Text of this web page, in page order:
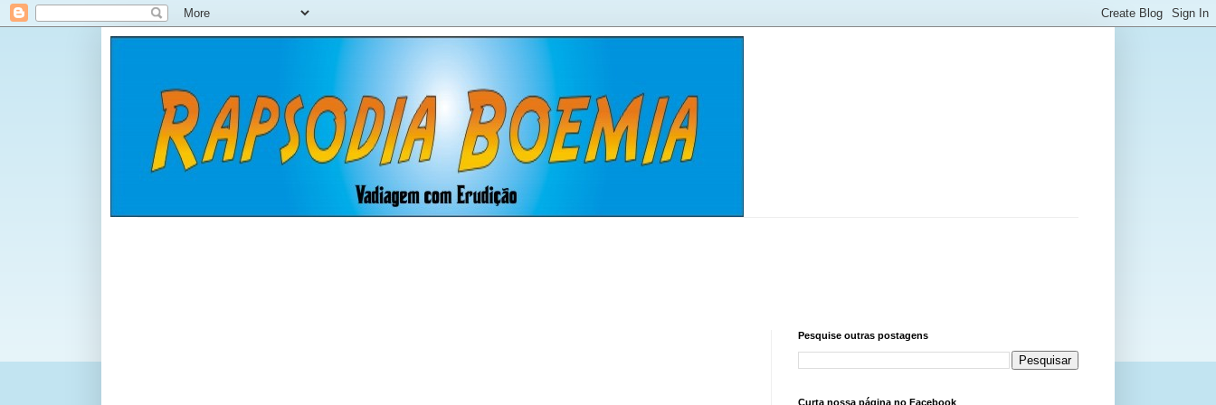
Pesquise outras postagens
Curta nossa página no Facebook